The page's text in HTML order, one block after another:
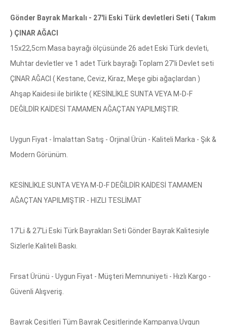
Gönder Bayrak Markalı - 27'li Eski Türk devletleri Seti ( Takım
) ÇINAR AĞACI
15x22,5cm Masa bayrağı ölçüsünde 26 adet Eski Türk devleti,
Muhtar devletler ve 1 adet Türk bayrağı Toplam 27'li Devlet seti
ÇINAR AĞACI ( Kestane, Ceviz, Kiraz, Meşe gibi ağaçlardan )
Ahşap Kaidesi ile birlikte ( KESİNLİKLE SUNTA VEYA M-D-F
DEĞİLDİR KAİDESİ TAMAMEN AĞAÇTAN YAPILMIŞTIR.
Uygun Fiyat - İmalattan Satış - Orjinal Ürün - Kaliteli Marka - Şık &
Modern Görünüm.
KESİNLİKLE SUNTA VEYA M-D-F DEĞİLDİR KAİDESİ TAMAMEN
AĞAÇTAN YAPILMIŞTIR - HIZLI TESLİMAT
17'Li & 27'Li Eski Türk Bayrakları Seti Gönder Bayrak Kalitesiyle
Sizlerle.Kaliteli Baskı.
Fırsat Ürünü - Uygun Fiyat - Müşteri Memnuniyeti - Hızlı Kargo -
Güvenli Alışveriş.
Bayrak Çeşitleri Tüm Bayrak Çeşitlerinde Kampanya.Uygun